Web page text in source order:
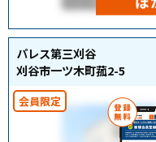
パレス第三刈谷
刈谷市一ツ木町菰2-5